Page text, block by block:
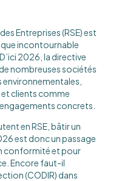
Entreprises (RSE) est
incontournable
2026, la directive
nombreuses sociétés
clients comme
concrets.
en RSE, bâtir un
est donc un passage
conformité et pour
Encore faut-il
(CODIR) dans